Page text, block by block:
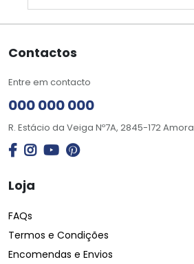
Contactos
Entre em contacto
000 000 000
R. Estácio da Veiga Nº7A, 2845-172 Amora
Loja
FAQs
Termos e Condições
Encomendas e Envios